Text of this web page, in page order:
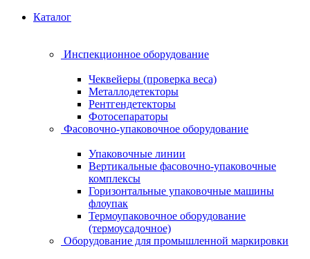
Каталог
Инспекционное оборудование
Чеквейеры (проверка веса)
Металлодетекторы
Рентгендетекторы
Фотосепараторы
Фасовочно-упаковочное оборудование
Упаковочные линии
Вертикальные фасовочно-упаковочные
комплексы
Горизонтальные упаковочные машины
флоупак
Термоупаковочное оборудование
(термоусадочное)
Оборудование для промышленной маркировки